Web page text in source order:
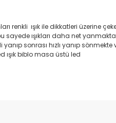
renkli ışık ile dikkatleri üzerine
ışıkları daha net
sonrası hızlı yanıp
ışık biblo masa üstü led